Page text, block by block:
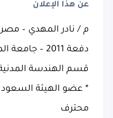
عن هذا الإعلان
م / نادر المهدي –
دفعة 2011 –
قسم الهندسة
* عضو الهيئة
محترف